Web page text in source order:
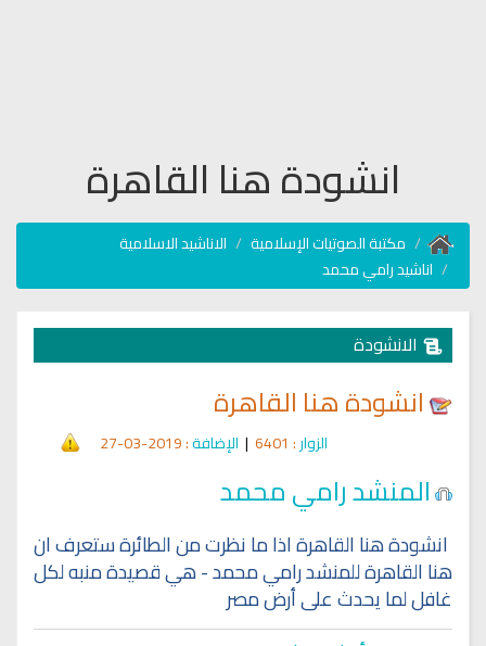
انشودة هنا القاهرة
مكتبة الصوتيات الإسلامية
الاناشيد الاسلامية
اناشيد رامي محمد
الانشودة
انشودة هنا القاهرة
الزوار: 6401
| الإضافة: 2019-03-27
المنشد رامي محمد
انشودة هنا القاهرة اذا ما نظرت من الطائرة ستعرف ان
هنا القاهرة للمنشد رامي محمد - هي قصيدة منبه لكل
غافل لما يحدث على أرض مصر